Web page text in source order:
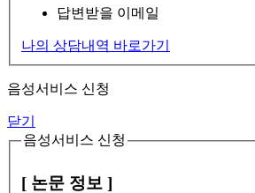
답변받을 이메일
나의 상담내역 바로가기
음성서비스 신청
닫기
음성서비스 신청
[ 논문 정보 ]